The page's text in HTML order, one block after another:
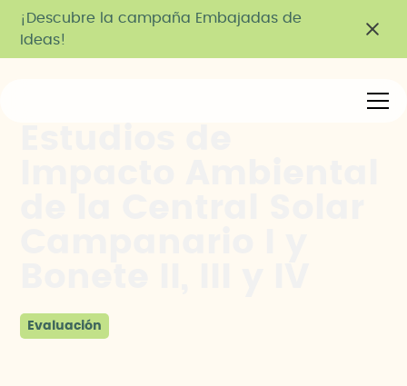
¡Descubre la campaña Embajadas de
Ideas!
Evaluación